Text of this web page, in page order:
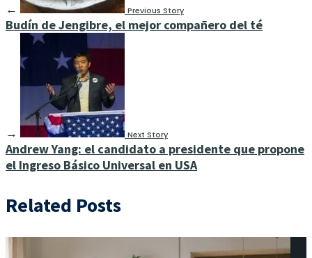
← Previous Story
Budín de Jengibre, el mejor compañero del té
→ Next Story
Andrew Yang: el candidato a presidente que propone
el Ingreso Básico Universal en USA
Related Posts